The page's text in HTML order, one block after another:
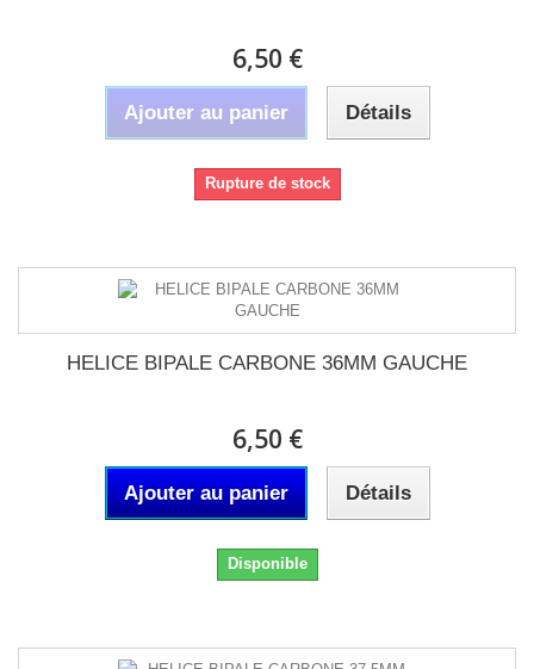
6,50 €
Ajouter au panier Détails
Rupture de stock
HELICE BIPALE CARBONE 36MM GAUCHE
6,50 €
Ajouter au panier Détails
Disponible